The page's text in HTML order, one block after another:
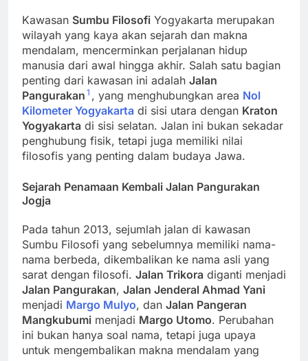
Kawasan Sumbu Filosofi Yogyakarta merupakan
wilayah yang kaya akan sejarah dan makna
mendalam, mencerminkan perjalanan hidup
manusia dari awal hingga akhir. Salah satu bagian
penting dari kawasan ini adalah Jalan
Pangurakan 1 , yang menghubungkan area Nol
Kilometer Yogyakarta di sisi utara dengan Kraton
Yogyakarta di sisi selatan. Jalan ini bukan sekadar
penghubung fisik, tetapi juga memiliki nilai
filosofis yang penting dalam budaya Jawa.
Sejarah Penamaan Kembali Jalan Pangurakan
Jogja
Pada tahun 2013, sejumlah jalan di kawasan
Sumbu Filosofi yang sebelumnya memiliki nama-
nama berbeda, dikembalikan ke nama asli yang
sarat dengan filosofi. Jalan Trikora diganti menjadi
Jalan Pangurakan, Jalan Jenderal Ahmad Yani
menjadi Margo Mulyo, dan Jalan Pangeran
Mangkubumi menjadi Margo Utomo. Perubahan
ini bukan hanya soal nama, tetapi juga upaya
untuk mengembalikan makna mendalam yang